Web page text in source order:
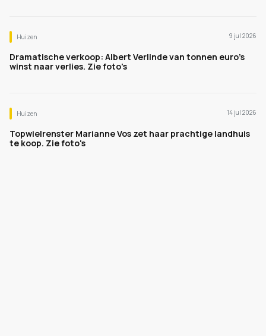
Huizen 9 jul 2026
Dramatische verkoop: Albert Verlinde van tonnen euro's
winst naar verlies. Zie foto's
Huizen 14 jul 2026
Topwielrenster Marianne Vos zet haar prachtige landhuis
te koop. Zie foto's